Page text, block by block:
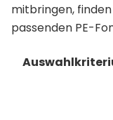
mitbringen,
passenden PE-